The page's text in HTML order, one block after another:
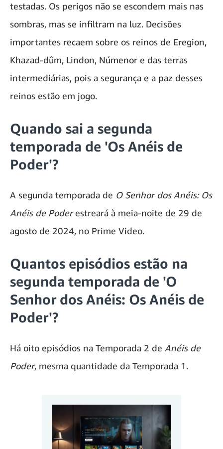
testadas. Os perigos não se escondem mais nas
sombras, mas se infiltram na luz. Decisões
importantes recaem sobre os reinos de Eregion,
Khazad-dûm, Lindon, Númenor e das terras
intermediárias, pois a segurança e a paz desses
reinos estão em jogo.
Quando sai a segunda
temporada de 'Os Anéis de
Poder'?
A segunda temporada de O Senhor dos Anéis: Os
Anéis de Poderestreará à meia-noite de 29 de
agosto de 2024, no Prime Video.
Quantos episódios estão na
segunda temporada de 'O
Senhor dos Anéis: Os Anéis de
Poder'?
Há oito episódios na Temporada 2 de Anéis de
Poder, mesma quantidade da Temporada 1.